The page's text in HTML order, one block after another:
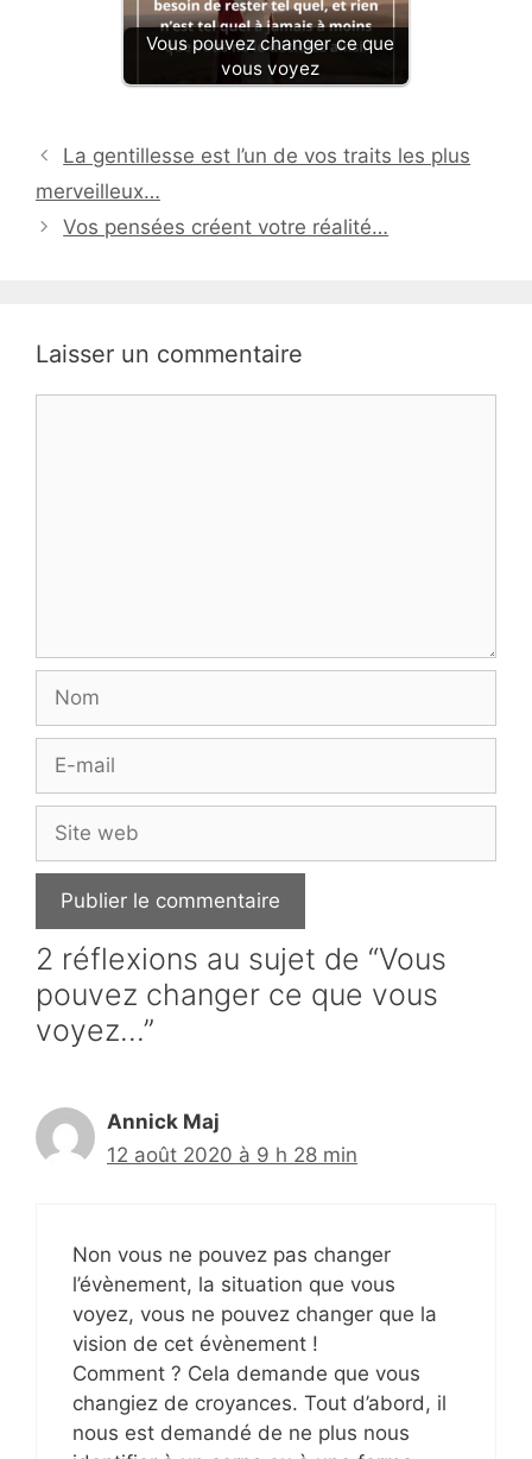
Vous pouvez changer ce que
vous voyez
La gentillesse est l’un de vos traits les plus
merveilleux…
Vos pensées créent votre réalité…
Laisser un commentaire
Nom
Site
web
2 réflexions au sujet de “Vous
pouvez changer ce que vous
voyez…”
Annick Maj
12 août 2020 à 9 h 28 min
Non vous ne pouvez pas changer
l’évènement, la situation que vous
voyez, vous ne pouvez changer que la
vision de cet évènement !
Comment ? Cela demande que vous
changiez de croyances. Tout d’abord, il
nous est demandé de ne plus nous